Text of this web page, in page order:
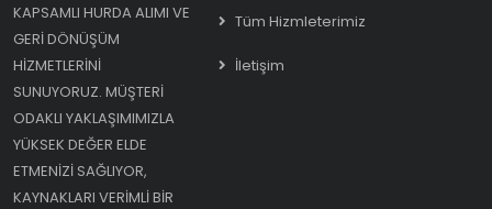
KAPSAMLI HURDA ALIMI VE
GERI DÖNÜŞÜM
HIZMETLERINI
SUNUYORUZ. MÜŞTERI
ODAKLI YAKLAŞIMIMIZLA
YÜKSEK DEĞER ELDE
ETMENIZI SAĞLIYOR,
KAYNAKLARI VERIMLI BIR
Tüm Hizmleterimiz
İletişim